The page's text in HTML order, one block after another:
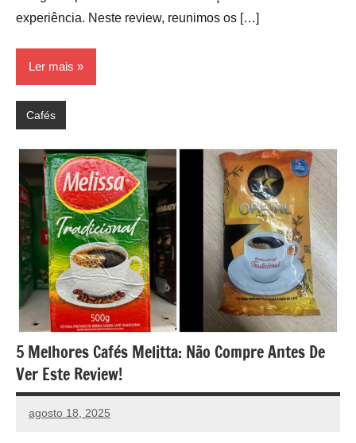
experiência. Neste review, reunimos os […]
Ler mais
Cafés
5 Melhores Cafés Melitta: Não Compre Antes De
Ver Este Review!
agosto 18, 2025
vih.santoss@gmail.com
Nenhum